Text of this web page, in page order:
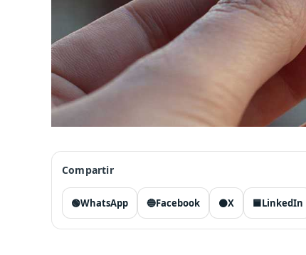
Compartir
🟢WhatsApp 🔵Facebook ⚫X 🟦LinkedIn